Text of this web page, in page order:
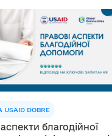
DOBRE
благодійної